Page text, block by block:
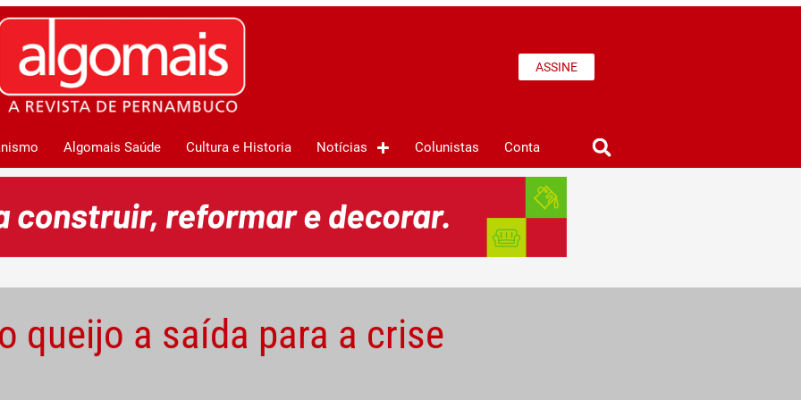
ASSINE
Algomais Saúde Cultura e Historia Notícias Colunistas Conta
queijo a saída para a crise